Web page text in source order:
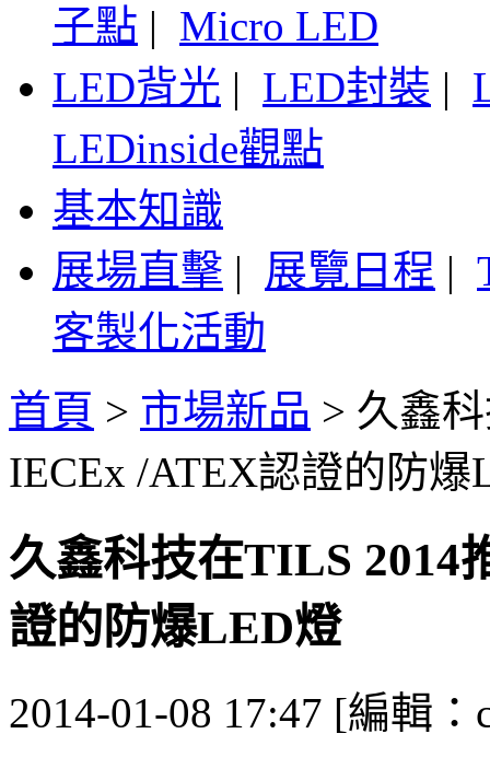
子點 | Micro LED
LED背光 | LED封裝 |
LEDinside觀點
基本知識
展場直擊 | 展覽日程 |
客製化活動
首頁 > 市場新品 > 久鑫
IECEx /ATEX認證的防爆
久鑫科技在TILS 2014
證的防爆LED燈
2014-01-08 17:47 [編輯：